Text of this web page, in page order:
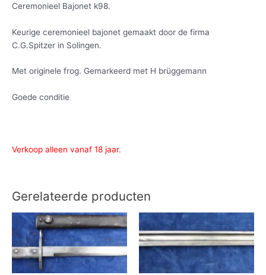
Ceremonieel Bajonet k98.
Keurige ceremonieel bajonet gemaakt door de firma
C.G.Spitzer in Solingen.
Met originele frog. Gemarkeerd met H brüggemann
Goede conditie
Verkoop alleen vanaf 18 jaar.
Gerelateerde producten